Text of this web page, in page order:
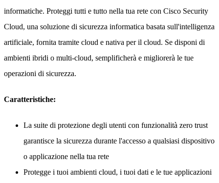
informatiche. Proteggi tutti e tutto nella tua rete con Cisco Security
Cloud, una soluzione di sicurezza informatica basata sull'intelligenza
artificiale, fornita tramite cloud e nativa per il cloud. Se disponi di
ambienti ibridi o multi-cloud, semplificherà e migliorerà le tue
operazioni di sicurezza.
Caratteristiche:
La suite di protezione degli utenti con funzionalità zero trust
garantisce la sicurezza durante l'accesso a qualsiasi dispositivo
o applicazione nella tua rete
Protegge i tuoi ambienti cloud, i tuoi dati e le tue applicazioni